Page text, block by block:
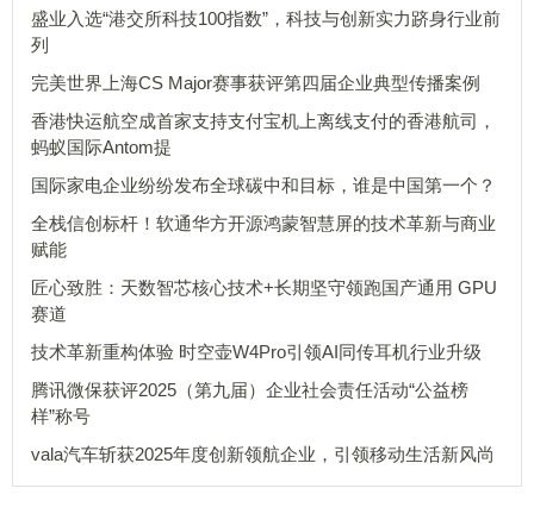
盛业入选“港交所科技100指数”，科技与创新实力跻身行业前
列
完美世界上海CS Major赛事获评第四届企业典型传播案例
香港快运航空成首家支持支付宝机上离线支付的香港航司，
蚂蚁国际Antom提
国际家电企业纷纷发布全球碳中和目标，谁是中国第一个？
全栈信创标杆！软通华方开源鸿蒙智慧屏的技术革新与商业
赋能
匠心致胜：天数智芯核心技术+长期坚守领跑国产通用 GPU
赛道
技术革新重构体验 时空壶W4Pro引领AI同传耳机行业升级
腾讯微保获评2025（第九届）企业社会责任活动“公益榜
样”称号
vala汽车斩获2025年度创新领航企业，引领移动生活新风尚